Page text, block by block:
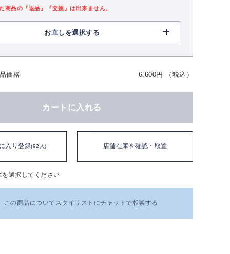
商品の『返品』『交換』は出来ません。
お直しを選択する
価格 6,600円 （税込）
カートに入れる
入り登録(92人) 店舗在庫を確認・取置
選択してください
この商品についてスタイリストにチャットで相談する